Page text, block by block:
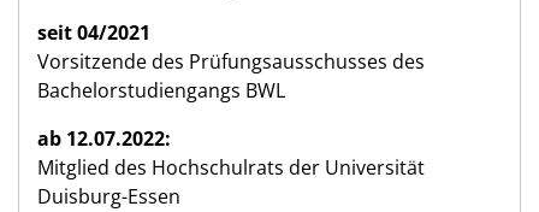
seit 04/2021
Vorsitzende des Prüfungsausschusses des
Bachelorstudiengangs BWL
ab 12.07.2022:
Mitglied des Hochschulrats der Universität
Duisburg-Essen